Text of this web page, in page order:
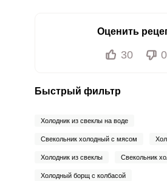
Оценить
30 0
Быстрый фильтр
Холодник из свеклы на воде
Свекольник холодный с мясом
Холодник из свеклы Свекольник
Холодный борщ с колбасой